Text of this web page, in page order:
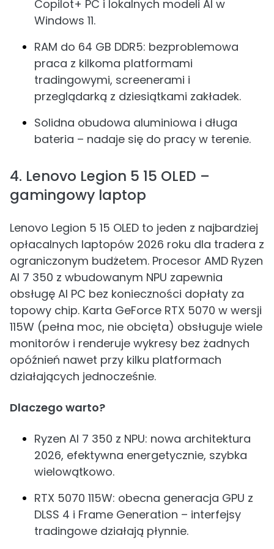
Copilot+ PC i lokalnych modeli AI w
Windows 11.
RAM do 64 GB DDR5: bezproblemowa
praca z kilkoma platformami
tradingowymi, screenerami i
przeglądarką z dziesiątkami zakładek.
Solidna obudowa aluminiowa i długa
bateria – nadaje się do pracy w terenie.
4. Lenovo Legion 5 15 OLED –
gamingowy laptop
Lenovo Legion 5 15 OLED to jeden z najbardziej
opłacalnych laptopów 2026 roku dla tradera z
ograniczonym budżetem. Procesor AMD Ryzen
AI 7 350 z wbudowanym NPU zapewnia
obsługę AI PC bez konieczności dopłaty za
topowy chip. Karta GeForce RTX 5070 w wersji
115W (pełna moc, nie obcięta) obsługuje wiele
monitorów i renderuje wykresy bez żadnych
opóźnień nawet przy kilku platformach
działających jednocześnie.
Dlaczego warto?
Ryzen AI 7 350 z NPU: nowa architektura
2026, efektywna energetycznie, szybka
wielowątkowo.
RTX 5070 115W: obecna generacja GPU z
DLSS 4 i Frame Generation – interfejsy
tradingowe działają płynnie.